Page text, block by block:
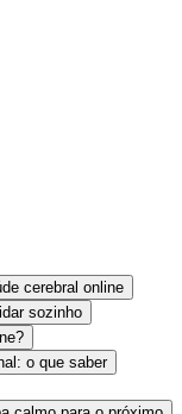
cerebral online
sozinho
o que saber